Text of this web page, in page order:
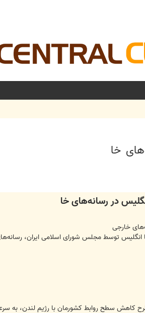
خا
در رسانه‌های خا
خارجی
توسط مجلس شورای اسلامی ایران،
سطح روابط کشورمان با رژیم لندن، به